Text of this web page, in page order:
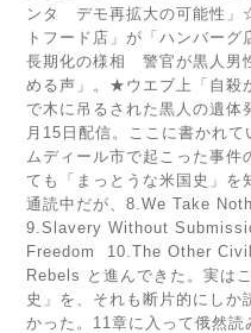
ンタ デモ再拡大の可能性」
トフード店」が「ハンバー
長期化の様相 警官が黒人男
める声」。★ウエブ上「自殺
で木に吊るされた黒人の遺体
月15日配信。ここに書かれ
ムディール市で起こった事
ても「まっとうな米国史」を
通読中だが、8.We Take
9.Slavery Without
Freedom 10.The Other
Rebels と進んできた。実は
史」を、それも断片的にしか
かった。11章に入って俄然